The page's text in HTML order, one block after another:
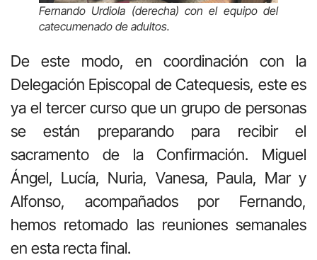
Fernando Urdiola (derecha) con el equipo del
catecumenado de adultos.
De este modo, en coordinación con la
Delegación Episcopal de Catequesis, este es
ya el tercer curso que un grupo de personas
se están preparando para recibir el
sacramento de la Confirmación. Miguel
Ángel, Lucía, Nuria, Vanesa, Paula, Mar y
Alfonso, acompañados por Fernando,
hemos retomado las reuniones semanales
en esta recta final.